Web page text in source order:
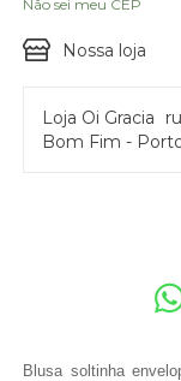
Não sei meu CEP
Nossa loja
Loja Oi Gracia
Bom Fim -
Blusa soltinha